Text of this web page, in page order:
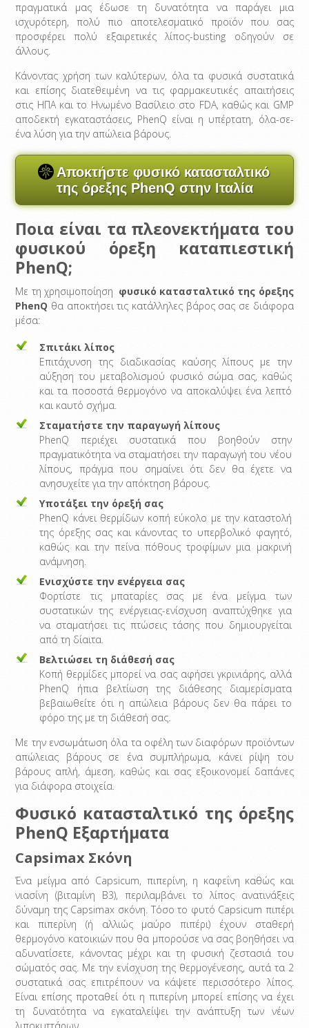
πραγματικά μας έδωσε τη δυνατότητα να παράγει μια
ισχυρότερη, πολύ πιο αποτελεσματικό προϊόν που σας
προσφέρει πολύ εξαιρετικές λίπος-busting οδηγούν σε
άλλους.
Κάνοντας χρήση των καλύτερων, όλα τα φυσικά συστατικά
και επίσης διατεθειμένη να τις φαρμακευτικές απαιτήσεις
στις ΗΠΑ και το Ηνωμένο Βασίλειο στο FDA, καθώς και GMP
αποδεκτή εγκαταστάσεις, PhenQ είναι η υπέρτατη, όλα-σε-
ένα λύση για την απώλεια βάρους.
Αποκτήστε φυσικό κατασταλτικό
της όρεξης PhenQ στην Ιταλία
Ποια είναι τα πλεονεκτήματα του
φυσικού όρεξη καταπιεστική
PhenQ;
Με τη χρησιμοποίηση φυσικό κατασταλτικό της όρεξης
PhenQ θα αποκτήσει τις κατάλληλες βάρος σας σε διάφορα
μέσα:
Σπιτάκι λίπος
Επιτάχυνση της διαδικασίας καύσης λίπους με την
αύξηση του μεταβολισμού φυσικό σώμα σας, καθώς
και τα ποσοστά θερμογόνο να αποκαλύψει ένα λεπτό
και καυτό σχήμα.
Σταματήστε την παραγωγή λίπους
PhenQ περιέχει συστατικά που βοηθούν στην
πραγματικότητα να σταματήσει την παραγωγή του νέου
λίπους, πράγμα που σημαίνει ότι δεν θα έχετε να
ανησυχείτε για την απόκτηση βάρους.
Υποτάξει την όρεξή σας
PhenQ κάνει θερμίδων κοπή εύκολο με την καταστολή
της όρεξης σας και κάνοντας το υπερβολικό φαγητό,
καθώς και την πείνα πόθους τροφίμων μια μακρινή
ανάμνηση.
Ενισχύστε την ενέργεια σας
Φορτίστε τις μπαταρίες σας με ένα μείγμα των
συστατικών της ενέργειας-ενίσχυση αναπτύχθηκε για
να σταματήσει τις πτώσεις τάσης που δημιουργείται
από τη δίαιτα.
Βελτιώσει τη διάθεσή σας
Κοπή θερμίδες μπορεί να σας αφήσει γκρινιάρης, αλλά
PhenQ ήπια βελτίωση της διάθεσης διαμερίσματα
βεβαιωθείτε ότι η απώλεια βάρους δεν θα πάρει το
φόρο της με τη διάθεσή σας.
Με την ενσωμάτωση όλα τα οφέλη των διαφόρων προϊόντων
απώλειας βάρους σε ένα συμπλήρωμα, κάνει ρίψη του
βάρους απλή, άμεση, καθώς και σας εξοικονομεί δαπάνες
για διάφορα στοιχεία.
Φυσικό κατασταλτικό της όρεξης
PhenQ Εξαρτήματα
Capsimax Σκόνη
Ένα μείγμα από Capsicum, πιπερίνη, η καφεΐνη καθώς και
νιασίνη (βιταμίνη Β3), περιλαμβάνει το λίπος ανατινάξεις
δύναμη της Capsimax σκόνη. Τόσο το φυτό Capsicum πιπέρι
και πιπερίνη (ή αλλιώς μαύρο πιπέρι) έχουν σταθερή
θερμογόνο κατοικιών που θα μπορούσε να σας βοηθήσει να
αδυνατίσετε, κάνοντας μέχρι και τη φυσική ζεστασιά του
σώματός σας. Με την ενίσχυση της θερμογένεσης, αυτά τα 2
συστατικά σας επιτρέπουν να κάψετε περισσότερο λίπος.
Είναι επίσης προταθεί ότι η πιπερίνη μπορεί επίσης να έχει
τη δυνατότητα να εγκαταλείψει την ανάπτυξη των νέων